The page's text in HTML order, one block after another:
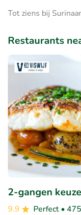
Tot ziens bij
Restaurants
2-gangen
9.9 Perfect •